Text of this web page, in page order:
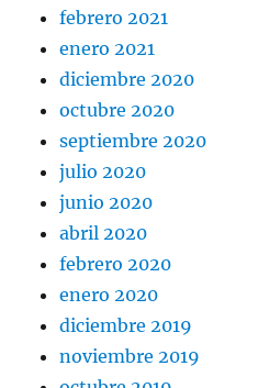
febrero 2021
enero 2021
diciembre 2020
octubre 2020
septiembre 2020
julio 2020
junio 2020
abril 2020
febrero 2020
enero 2020
diciembre 2019
noviembre 2019